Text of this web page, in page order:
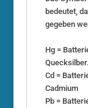
bedeutet,
gegeben
Hg =
Quecksilber.
Cd =
Cadmium
Pb =